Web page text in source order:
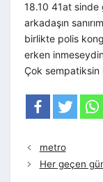
18.10 41at sinde
arkadaşın
birlikte polis
erken
Çok sempatiksin
metro
Her geçen